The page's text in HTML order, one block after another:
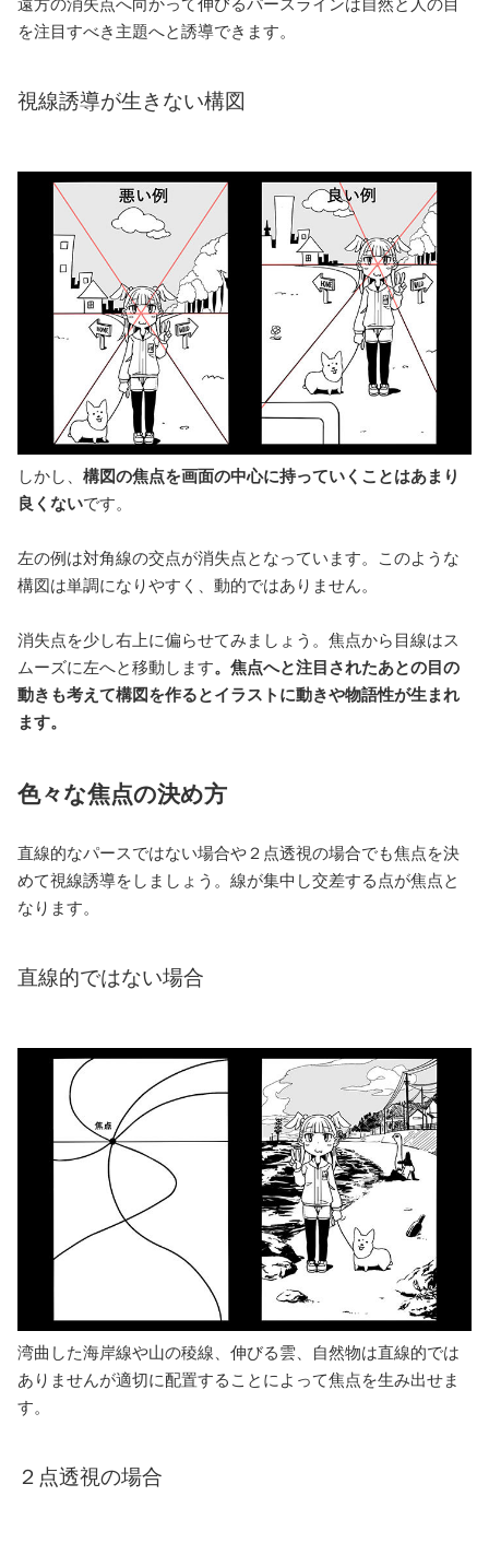
を注目すべき主題へと誘導できます。
視線誘導が生きない構図
しかし、 構図の焦点を画面の中心に持っていくことはあまり
良くないです。
左の例は対角線の交点が消失点となっています。このような
構図は単調になりやすく、動的ではありません。
消失点を少し右上に偏らせてみましょう。焦点から目線はス
ムーズに左へと移動します。焦点へと注目されたあとの目の
動きも考えて構図を作るとイラストに動きや物語性が生まれ
ます。
色々な焦点の決め方
直線的なパースではない場合や２点透視の場合でも焦点を決
めて視線誘導をしましょう。線が集中し交差する点が焦点と
なります。
直線的ではない場合
湾曲した海岸線や山の稜線、伸びる雲、自然物は直線的では
ありませんが適切に配置することによって焦点を生み出せま
す。
２点透視の場合